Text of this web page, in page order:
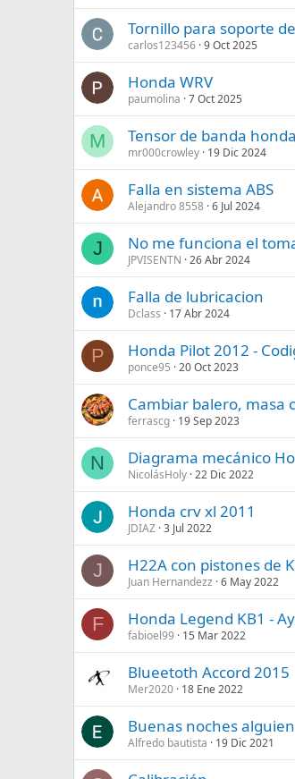
Tornillo para soporte
carlos123456 9 Oct 2025
Honda WRV
paumolina 7 Oct 2025
M Tensor de banda
mr000crowley 19 Dic 2024
Falla en sistema ABS
Alejandro 8558 6 Jul 2024
J No me funciona el
JPVISENTN 26 Abr 2024
Falla de lubricacion
Dclass 17 Abr 2024
P Honda Pilot 2012 -
ponce95 20 Oct 2023
Cambiar balero, masa
ferrascg 19 Sep 2023
N Diagrama mecánico
NicolásHoly 22 Dic 2022
Honda crv xl 2011
JDIAZ 3 Jul 2022
J H22A con pistones de
Juan Hernandezz 6 May 2022
F Honda Legend KB1 -
fabioel99 15 Mar 2022
Blueetoth Accord 2015
Mer2020 18 Ene 2022
Buenas noches
Alfredo bautista 19 Dic 2021